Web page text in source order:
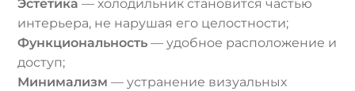
Эстетика — холодильник становится частью
интерьера, не нарушая его целостности;
Функциональность — удобное расположение и
доступ;
Минимализм — устранение визуальных